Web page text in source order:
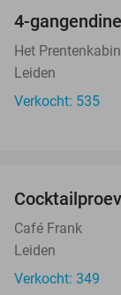
4-
Het
Leiden
Verkocht: 535
Café Frank
Leiden
Verkocht: 349